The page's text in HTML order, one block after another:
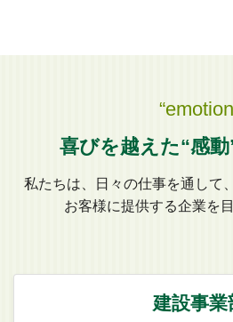
喜びを越えた“感
私たちは、日々の仕事を通して
お客様に提供する企業を
建設事業